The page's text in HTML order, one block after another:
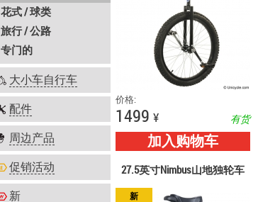
花式 / 球类
旅行 / 公路
专门的
大小车自行车
配件
周边产品
促销活动
新
价格:
1499 ¥ 有货
加入购物车
27.5英寸Nimbus山地独轮车
新